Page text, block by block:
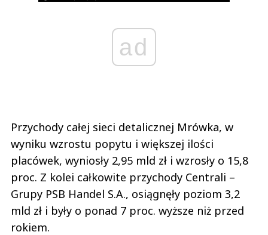
ad
Przychody całej sieci detalicznej Mrówka, w
wyniku wzrostu popytu i większej ilości
placówek, wyniosły 2,95 mld zł i wzrosły o 15,8
proc. Z kolei całkowite przychody Centrali –
Grupy PSB Handel S.A., osiągnęły poziom 3,2
mld zł i były o ponad 7 proc. wyższe niż przed
rokiem.